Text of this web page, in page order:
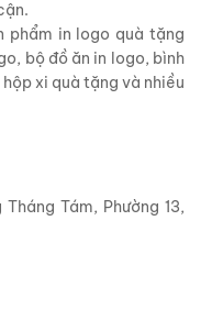
phẩm in logo quà tặng
bộ đồ ăn in logo, bình
xi quà tặng và nhiều
Tám, Phường 13,